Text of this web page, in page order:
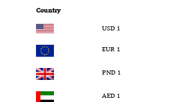
Country
1 USD
1 EUR
1 PND
1 AED